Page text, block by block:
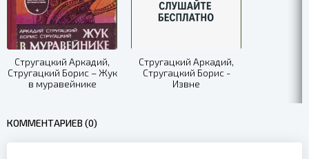
Стругацкий Аркадий,
Стругацкий Борис – Жук
в муравейнике
Стругацкий Аркадий,
Стругацкий Борис -
Извне
КОММЕНТАРИЕВ (0)